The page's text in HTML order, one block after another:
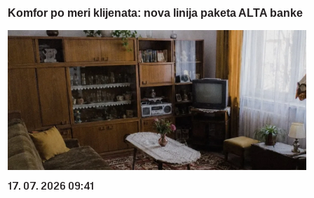
Komfor po meri klijenata: nova linija paketa ALTA banke
17. 07. 2026 09:41